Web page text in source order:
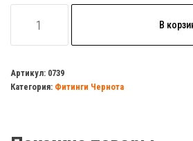
товара
радиаторная
32х15мм
В
Артикул: 0739
Категория: Фитинги Чернота